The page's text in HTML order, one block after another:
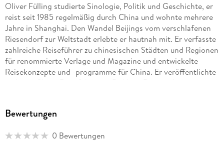
Oliver Fülling studierte Sinologie, Politik und Geschichte, er
reist seit 1985 regelmäßig durch China und wohnte mehrere
Jahre in Shanghai. Den Wandel Beijings vom verschlafenen
Riesendorf zur Weltstadt erlebte er hautnah mit. Er verfasste
zahlreiche Reiseführer zu chinesischen Städten und Regionen
für renommierte Verlage und Magazine und entwickelte
Reisekonzepte und -programme für China. Er veröffentlichte
mehrere China-Reiseführer im DuMont Reiseverlag.
Bewertungen
0 Bewertungen